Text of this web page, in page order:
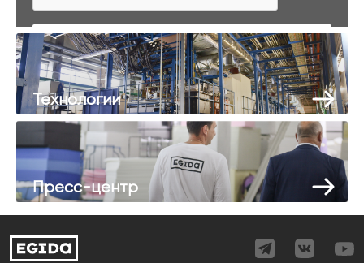
персональных данных
Технологии
Пресс-центр